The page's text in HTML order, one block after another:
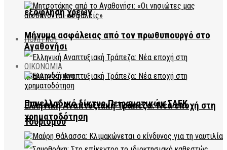
εξόφληση χρεών
ΠΟΛΙΤΙΚΗ
Πανελλαδικό δίκτυο Πειραματικών ΣΑΕΚ
Τουρισμού
Μήνυμα ασφάλειας από τον πρωθυπουργό στο
Αγαθονήσι
ΟΙΚΟΝΟΜΙΑ
Ελληνική Αναπτυξιακή Τράπεζα: Νέα εποχή στη
χρηματοδότηση